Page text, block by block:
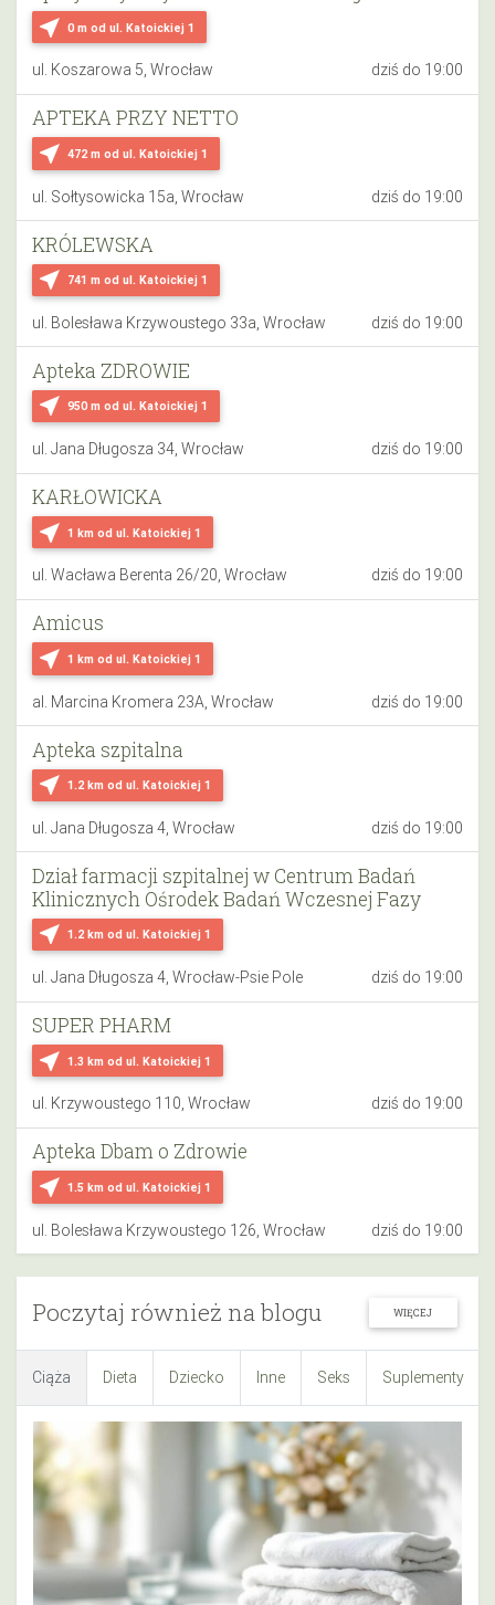
near_me 0 m od ul. Katoickiej 1
ul. Koszarowa 5, Wrocław dziś do 19:00
near_me 472 m od ul. Katoickiej 1
APTEKA PRZY NETTO
ul. Sołtysowicka 15a, Wrocław dziś do 19:00
near_me 741 m od ul. Katoickiej 1
KRÓLEWSKA
ul. Bolesława Krzywoustego 33a, Wrocław dziś do 19:00
near_me 950 m od ul. Katoickiej 1
Apteka ZDROWIE
ul. Jana Długosza 34, Wrocław dziś do 19:00
near_me 1 km od ul. Katoickiej 1
KARŁOWICKA
ul. Wacława Berenta 26/20, Wrocław dziś do 19:00
near_me 1 km od ul. Katoickiej 1
Amicus
al. Marcina Kromera 23A, Wrocław dziś do 19:00
near_me 1.2 km od ul. Katoickiej 1
Apteka szpitalna
ul. Jana Długosza 4, Wrocław dziś do 19:00
near_me 1.2 km od ul. Katoickiej 1
Dział farmacji szpitalnej w Centrum Badań
Klinicznych Ośrodek Badań Wczesnej Fazy
ul. Jana Długosza 4, Wrocław-Psie Pole dziś do 19:00
near_me 1.3 km od ul. Katoickiej 1
SUPER PHARM
ul. Krzywoustego 110, Wrocław dziś do 19:00
near_me 1.5 km od ul. Katoickiej 1
Apteka Dbam o Zdrowie
ul. Bolesława Krzywoustego 126, Wrocław dziś do 19:00
Poczytaj również na blogu WIĘCEJ
Ciąża Dieta Dziecko Inne Seks Suplementy